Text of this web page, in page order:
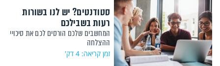
סטודנטים? יש לנו בשורות
רעות בשבילכם
המחשבים שלכם הורסים לכם את סיכויי
ההצלחה
זמן קריאה: 4 דק'